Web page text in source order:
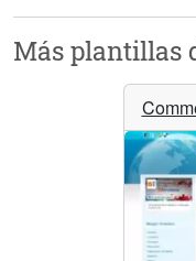
Más plantillas